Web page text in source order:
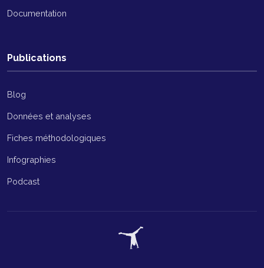
Documentation
Publications
Blog
Données et analyses
Fiches méthodologiques
Infographies
Podcast